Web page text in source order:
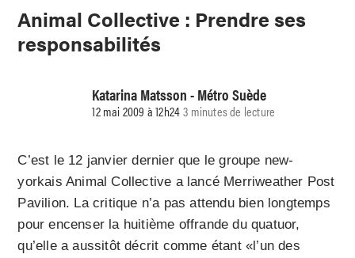
Animal Collective : Prendre ses
responsabilités
Katarina Matsson - Métro Suède
12 mai 2009 à 12h243 minutes de lecture
C’est le 12 janvier dernier que le groupe new-
yorkais Animal Collective a lancé Merriweather Post
Pavilion. La critique n’a pas attendu bien longtemps
pour encenser la huitième offrande du quatuor,
qu’elle a aussitôt décrit comme étant «l’un des